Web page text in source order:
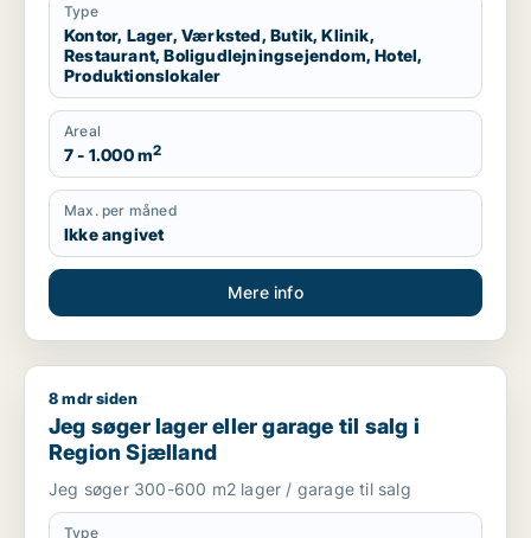
Type
Kontor, Lager, Værksted, Butik, Klinik,
Restaurant, Boligudlejningsejendom, Hotel,
Produktionslokaler
Areal
7 - 1.000 m2
Max. per måned
Ikke angivet
Mere info
Jeg søger lager eller garage til salg i Region Sjælland
8 mdr siden
Jeg søger lager eller garage til salg i
Region Sjælland
Jeg søger 300-600 m2 lager / garage til salg
Type